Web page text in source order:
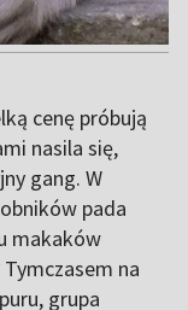
cenę próbują
nasila się,
gang. W
pada
makaków
na
grupa